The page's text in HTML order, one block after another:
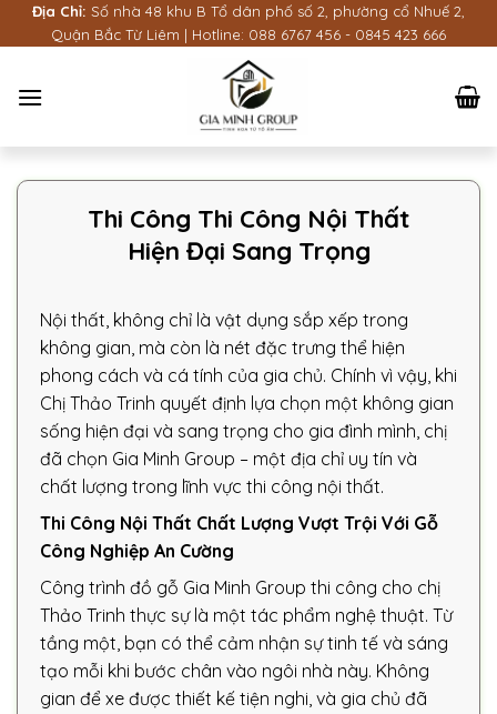
dung
Địa Chỉ: Số nhà 48 khu B Tổ dân phố số 2, phường cổ Nhuế 2,
Quận Bắc Từ Liêm | Hotline: 088 6767 456 - 0845 423 666
Thi Công Thi Công Nội Thất
Hiện Đại Sang Trọng
Nội thất, không chỉ là vật dụng sắp xếp trong
không gian, mà còn là nét đặc trưng thể hiện
phong cách và cá tính của gia chủ. Chính vì vậy, khi
Chị Thảo Trinh quyết định lựa chọn một không gian
sống hiện đại và sang trọng cho gia đình mình, chị
đã chọn Gia Minh Group – một địa chỉ uy tín và
chất lượng trong lĩnh vực thi công nội thất.
Thi Công Nội Thất Chất Lượng Vượt Trội Với Gỗ
Công Nghiệp An Cường
Công trình đồ gỗ Gia Minh Group thi công cho chị
Thảo Trinh thực sự là một tác phẩm nghệ thuật. Từ
tầng một, bạn có thể cảm nhận sự tinh tế và sáng
tạo mỗi khi bước chân vào ngôi nhà này. Không
gian để xe được thiết kế tiện nghi, và gia chủ đã